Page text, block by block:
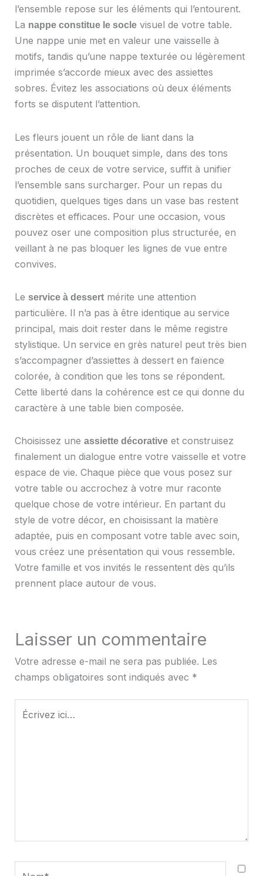
l’ensemble repose sur les éléments qui l’entourent.
La nappe constitue le soclevisuel de votre table.
Une nappe unie met en valeur une vaisselle à
motifs, tandis qu’une nappe texturée ou légèrement
imprimée s’accorde mieux avec des assiettes
sobres. Évitez les associations où deux éléments
forts se disputent l’attention.
Les fleurs jouent un rôle de liant dans la
présentation. Un bouquet simple, dans des tons
proches de ceux de votre service, suffit à unifier
l’ensemble sans surcharger. Pour un repas du
quotidien, quelques tiges dans un vase bas restent
discrètes et efficaces. Pour une occasion, vous
pouvez oser une composition plus structurée, en
veillant à ne pas bloquer les lignes de vue entre
convives.
Le service à dessertmérite une attention
particulière. Il n’a pas à être identique au service
principal, mais doit rester dans le même registre
stylistique. Un service en grès naturel peut très bien
s’accompagner d’assiettes à dessert en faïence
colorée, à condition que les tons se répondent.
Cette liberté dans la cohérence est ce qui donne du
caractère à une table bien composée.
Choisissez une assiette décorativeet construisez
finalement un dialogue entre votre vaisselle et votre
espace de vie. Chaque pièce que vous posez sur
votre table ou accrochez à votre mur raconte
quelque chose de votre intérieur. En partant du
style de votre décor, en choisissant la matière
adaptée, puis en composant votre table avec soin,
vous créez une présentation qui vous ressemble.
Votre famille et vos invités le ressentent dès qu’ils
prennent place autour de vous.
Laisser un commentaire
Votre adresse e-mail ne sera pas publiée. Les
champs obligatoires sont indiqués avec *
Écrivez